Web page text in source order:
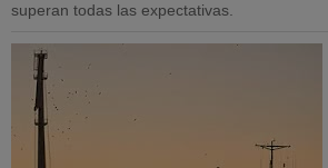
superan todas las expectativas.